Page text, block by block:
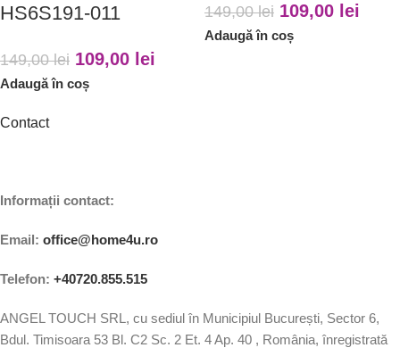
HS6S191-011
149,00lei 109,00 lei
Adaugă în coș
149,00lei 109,00 lei
Adaugă în coș
Contact
Informații contact:
Email: office@home4u.ro
Telefon: +40720.855.515
ANGEL TOUCH SRL, cu sediul în Municipiul București, Sector 6,
Bdul. Timisoara 53 Bl. C2 Sc. 2 Et. 4 Ap. 40 , România, înregistrată